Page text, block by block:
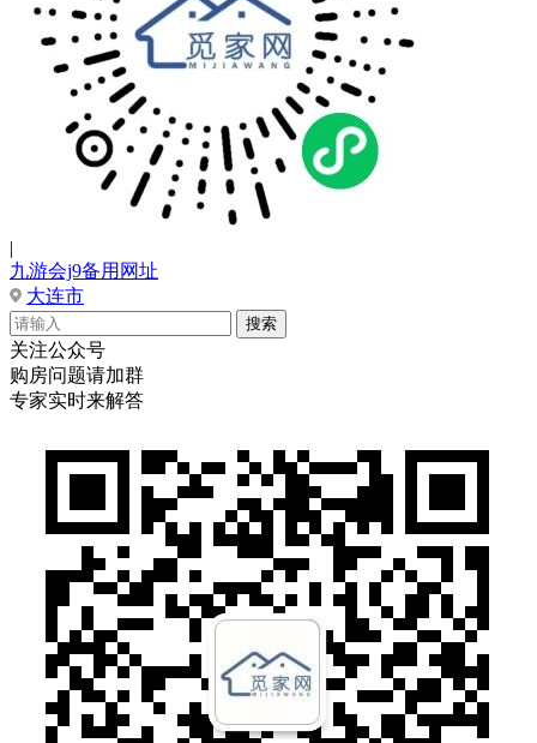
|
九游会j9备用网址
大连市
关注公众号
购房问题请加群
专家实时来解答